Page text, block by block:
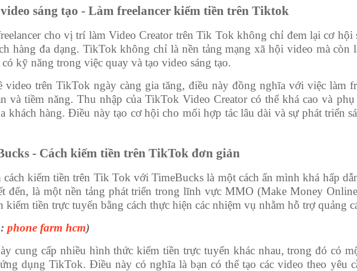
sáng tạo - Làm freelancer kiếm tiền trên Tiktok
cho vị trí làm Video Creator trên Tik Tok không chỉ đem lại cơ hội
hàng đa dạng. TikTok không chỉ là nền tảng mạng xã hội video mà
có kỹ năng trong việc quay và tạo video sáng tạo.
video trên TikTok ngày càng gia tăng, điều này đồng nghĩa với việc làm
và tiềm năng. Thu nhập của TikTok Video Creator có thể khá cao và
khách hàng. Điều này tạo cơ hội cho mối hợp tác lâu dài và sự phát triển
- Cách kiếm tiền trên TikTok đơn giản
cách kiếm tiền trên Tik Tok với TimeBucks là một cách ẩn mình khá hấp
đến, là một nền tảng phát triển trong lĩnh vực MMO (Make Money
kiếm tiền trực tuyến bằng cách thực hiện các nhiệm vụ nhằm hỗ trợ quảng
phone farm hcm)
cung cấp nhiều hình thức kiếm tiền trực tuyến khác nhau, trong đó có
dụng TikTok. Điều này có nghĩa là bạn có thể tạo các video theo yêu